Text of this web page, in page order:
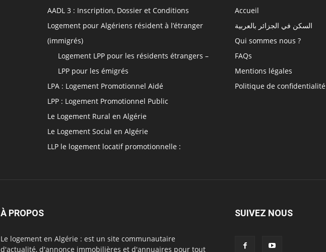
AADL 3 : Inscription, Dossier et Conditions
Logement pour Algériens résident à l’étranger
(immigrés)
Logement LPP pour les résidents étrangers –
LPP pour les émigrés
LPA : Logement Promotionnel Aidé
LPP : Logement Promotionnel Public
Le Logement Rural en Algérie
Le Logement Social en Algérie
LLP le logement locatif promotionnelle :
Accueil
السكن في الجزائر بالعربية
Qui sommes nous ?
FAQs
Mentions légales
Politique de confidentialité
À PROPOS
Le logement en Algérie : est un site communautaire
d'actualité, d'annonce immobilières et d'annuaires pour tout
SUIVEZ NOUS